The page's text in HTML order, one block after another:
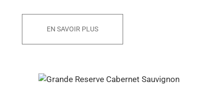
EN SAVOIR PLUS